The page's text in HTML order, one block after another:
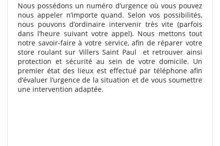
Nous possédons un numéro d’urgence où vous pouvez
nous appeler n’importe quand. Selon vos possibilités,
nous pouvons d’ordinaire intervenir très vite (parfois
dans l’heure suivant votre appel). Nous mettons tout
notre savoir-faire à votre service, afin de réparer votre
store roulant sur Villers Saint Paul
et retrouver ainsi
protection et sécurité au sein de votre domicile. Un
premier état des lieux est effectué par téléphone afin
d’évaluer l’urgence de la situation et de vous soumettre
une intervention adaptée.